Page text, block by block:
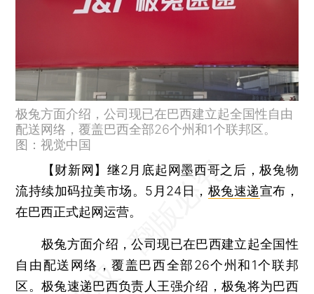
极兔方面介绍，公司现已在巴西建立起全国性自由
配送网络，覆盖巴西全部26个州和1个联邦区。
图：视觉中国
【财新网】继2月底起网墨西哥之后，极兔物
流持续加码拉美市场。5月24日， 极兔速递宣布，
在巴西正式起网运营。
极兔方面介绍，公司现已在巴西建立起全国性
自由配送网络，覆盖巴西全部26个州和1个联邦
区。极兔速递巴西负责人王强介绍，极兔将为巴西